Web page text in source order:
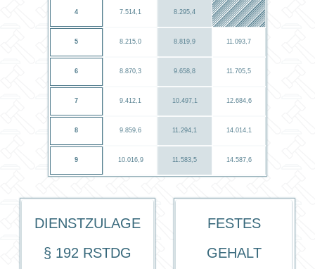
4 7.514,1 8.295,4
5 8.215,0 8.819,9 11.093,7
6 8.870,3 9.658,8 11.705,5
7 9.412,1 10.497,1 12.684,6
8 9.859,6 11.294,1 14.014,1
9 10.016,9 11.583,5 14.587,6
Dienstzulage
§ 192 RStDG
Festes
Gehalt